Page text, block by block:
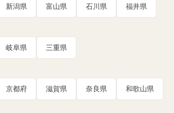
新潟県 富山県 石川県 福井県
岐阜県 三重県
京都府 滋賀県 奈良県 和歌山県